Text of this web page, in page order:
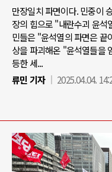
만장일치 파면이다. 민중이
장의 힘으로 "내란수괴 윤석
민들은 "윤석열의 파면은 끝
상을 파괴해온 "윤석열들을
등한 세...
류민 기자
2025.04.04.